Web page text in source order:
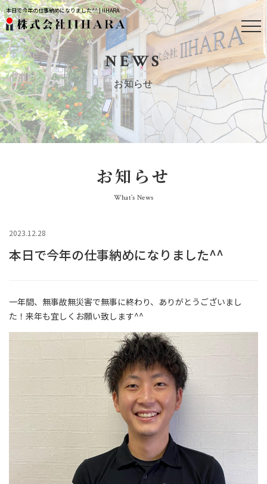
本日で今年の仕事納めになりました^^ | IIHARA
NEWS
お知らせ
お知らせ
What’s News
2023.12.28
本日で今年の仕事納めになりました^^
一年間、無事故無災害で無事に終わり、ありがとうございまし
た！来年も宜しくお願い致します^^